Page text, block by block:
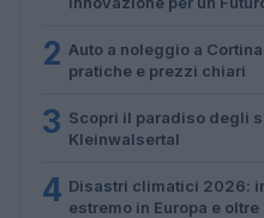
2 Auto a noleggio a
pratiche e prezzi chiari
3 Scopri il paradiso degli
Kleinwalsertal
4 Disastri climatici 2026:
estremo in Europa e oltre